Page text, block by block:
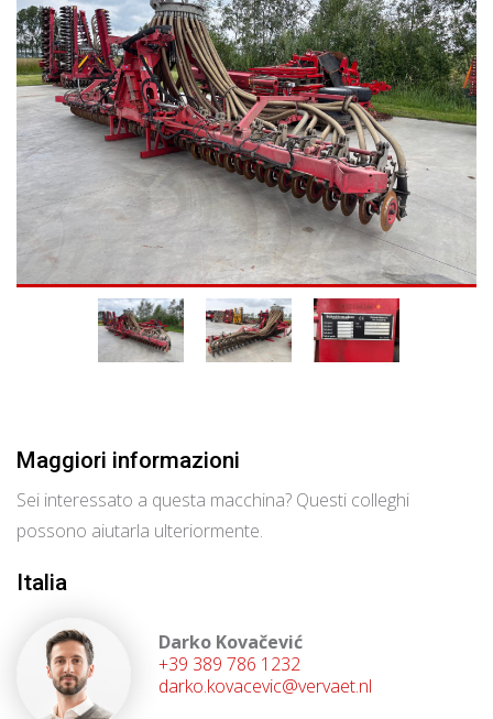
Maggiori informazioni
Sei interessato a questa macchina? Questi colleghi
possono aiutarla ulteriormente.
Italia
Darko Kovačević
+39 389 786 1232
darko.kovacevic@vervaet.nl